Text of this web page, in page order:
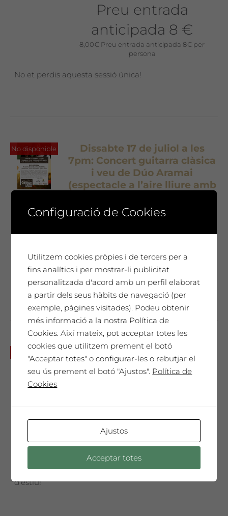
Preu entrada
anticipada 8 €
8,00€ Preu entrada anticipada 8€ per
persona
No et perdis aquesta sessió única!
No disponible
Dissabte 17 de juliol a les
7pm: Concert guitarra clàsica
i veu de Dúo Aramai
(espectacle a l’aire lliure amb
Preu entrada
anticipada 8 €
persona
No et perdis aquesta sessió única!
Dissabte 29 d’agost a les 20h:
Visita + tast de vins + concert
d’Eduard Sánchez i Jacob
Preu entrada
anticipada 8 €
Preu entrada anticipada 8€ per
persona
No et perdis aquesta especial nit
d'estiu!
Configuració de Cookies
Utilitzem cookies pròpies i de tercers per a
fins analítics i per mostrar-li publicitat
personalitzada d'acord amb un perfil elaborat
a partir dels seus hàbits de navegació (per
exemple, pàgines visitades). Podeu obtenir
més informació a la nostra Política de
Cookies. Així mateix, pot acceptar totes les
cookies que utilitzem prement el botó
"Acceptar totes" o configurar-les o rebutjar el
seu ús prement el botó "Ajustos". Política de
Cookies
Ajustos
Acceptar totes